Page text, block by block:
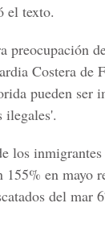
el texto.
preocupación
Costera de
pueden ser
ilegales'.
los
en mayo
del mar